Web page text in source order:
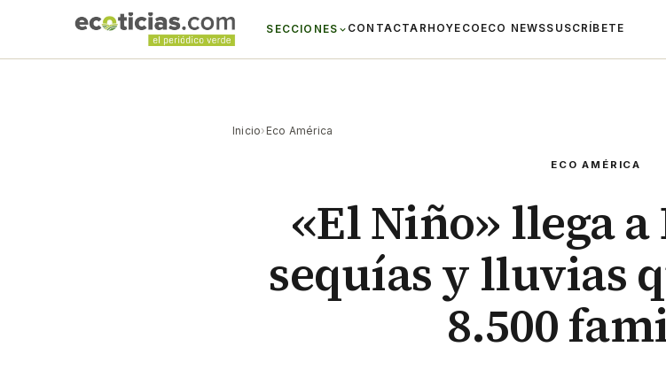
SECCIONES CONTACTAR HOYECO ECO NEWSSUSCRÍBETE
Inicio› Eco América
ECO AMÉRICA
«El Niño» llega
sequías y lluvias
8.500